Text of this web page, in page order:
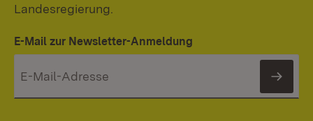
Landesregierung.
E-Mail zur Newsletter-Anmeldung